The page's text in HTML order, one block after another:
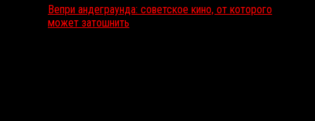
Вепри андеграунда: советское кино, от которого
может затошнить